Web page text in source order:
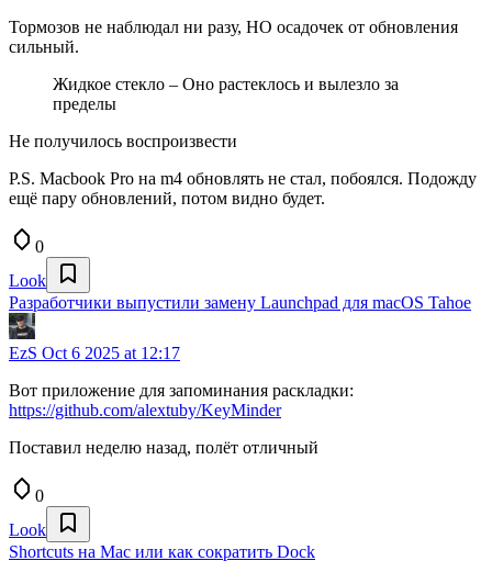
Тормозов не наблюдал ни разу, НО осадочек от обновления
сильный.
Жидкое стекло – Оно растеклось и вылезло за
пределы
Не получилось воспроизвести
P.S. Macbook Pro на m4 обновлять не стал, побоялся. Подожду
ещё пару обновлений, потом видно будет.
0
Look
Разработчики выпустили замену Launchpad для macOS Tahoe
EzS Oct 6 2025 at 12:17
Вот приложение для запоминания раскладки:
https://github.com/alextuby/KeyMinder
Поставил неделю назад, полёт отличный
0
Look
Shortcuts на Mac или как сократить Dock